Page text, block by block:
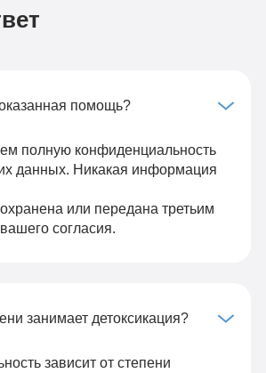
помощь?
полную конфиденциальность
данных. Никакая информация
или передана третьим
согласия.
занимает детоксикация?
зависит от степени